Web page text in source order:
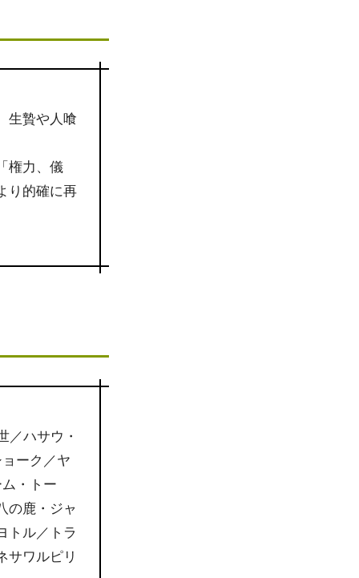
生贄や人喰
権力、儀
り的確に再
／ハサウ・
ーク／ヤ
・トー
の鹿・ジャ
トル／トラ
サワルピリ